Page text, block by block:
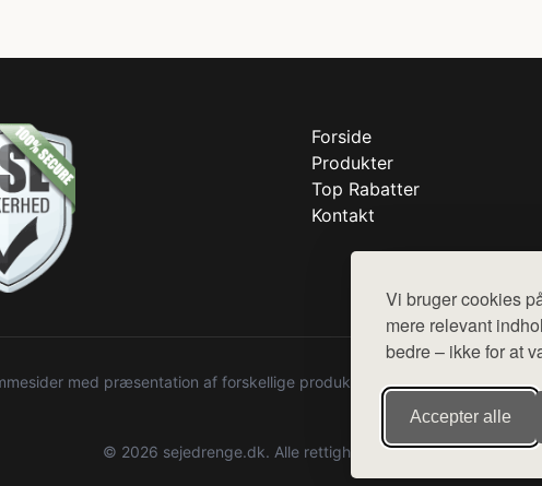
Vi bruger cookies
mere relevant
bedre – ikke for at
Accepter alle
Forside
Produkter
Top Rabatter
Kontakt
med præsentation af forskellige produkter fra diverse webshops.
© 2026 sejedrenge.dk. Alle rettigheder forbeholdes.